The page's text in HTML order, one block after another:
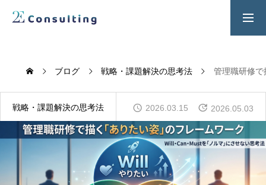
人材育成／経営サポートプログラム
CONTENTS
2E Consulting の人材育成について
ブログ 戦略・課題解決の思考法 管理職研修
戦略・課題解決の思考法 2026.03.15 2026.05.03